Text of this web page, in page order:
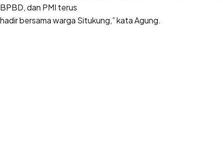
BPBD, dan PMI terus
hadir bersama warga Situkung,” kata Agung.